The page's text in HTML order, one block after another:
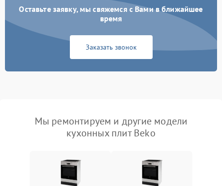
Оставьте заявку, мы свяжемся с Вами в ближайшее
время
Заказать звонок
Мы ремонтируем и другие модели
кухонных плит Beko